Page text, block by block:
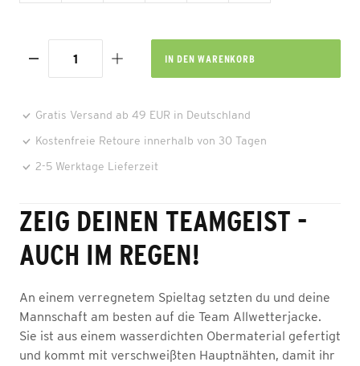
IN DEN WARENKORB
Gratis Versand ab 49 EUR in Deutschland
Kostenfreie Retoure innerhalb von 30 Tagen
2-5 Werktage Lieferzeit
ZEIG DEINEN TEAMGEIST -
AUCH IM REGEN!
An einem verregnetem Spieltag setzten du und deine
Mannschaft am besten auf die Team Allwetterjacke.
Sie ist aus einem wasserdichten Obermaterial gefertigt
und kommt mit verschweißten Hauptnähten, damit ihr